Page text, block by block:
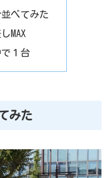
べてみた
MAX
１台
みた